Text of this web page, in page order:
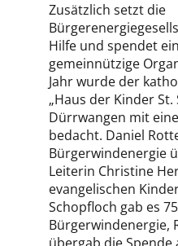
Zusätzlich setzt die
Hilfe und spendet
gemeinnützige
Jahr wurde der
„Haus der Kinder St.
Dürrwangen mit
bedacht. Daniel
Bürgerwindenergie
Leiterin Christine
evangelischen
Schopfloch gab es
Bürgerwindenergie,